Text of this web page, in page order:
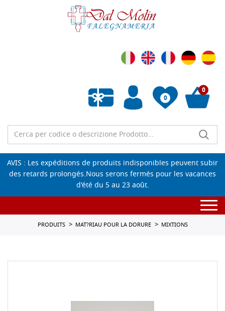
0
Liste de souhaits vide
0
AVIS : Les expéditions de produits indisponibles peuvent subir
des retards prolongés.Nous serons fermés pour les vacances
d'été du 5 au 23 août.
PRODUITS MAT?RIAU POUR LA DORURE MIXTIONS